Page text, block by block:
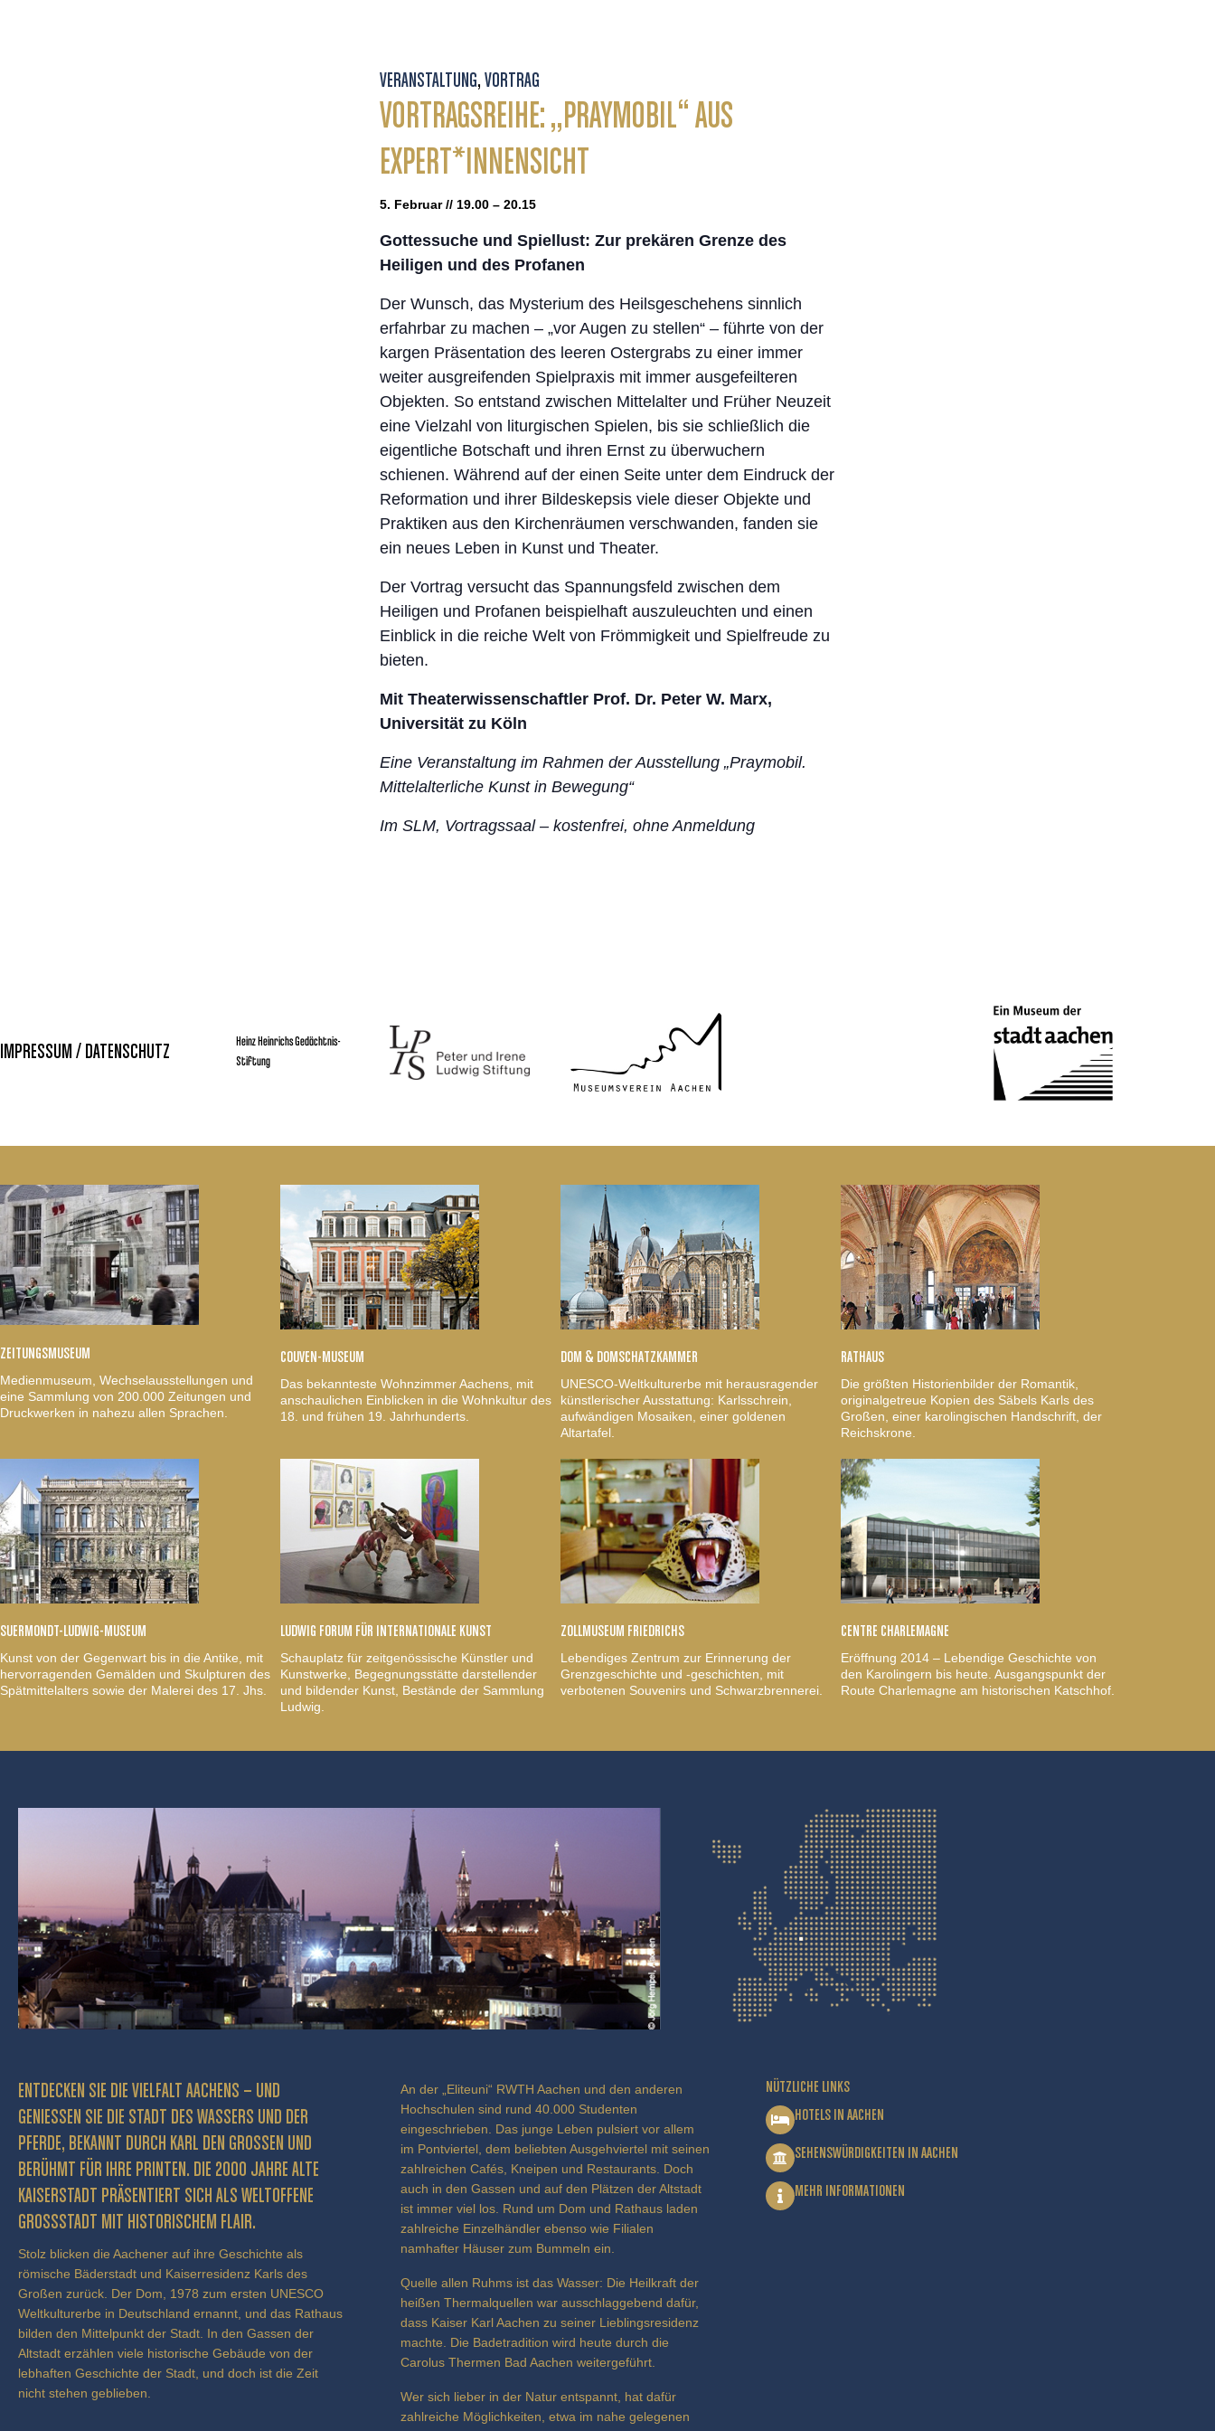
VERANSTALTUNG, VORTRAG
VORTRAGSREIHE: „PRAYMOBIL“ AUS
EXPERT*INNENSICHT
5. Februar // 19.00 – 20.15
Gottessuche und Spiellust: Zur prekären Grenze des
Heiligen und des Profanen
Der Wunsch, das Mysterium des Heilsgeschehens sinnlich
erfahrbar zu machen – „vor Augen zu stellen“ – führte von der
kargen Präsentation des leeren Ostergrabs zu einer immer
weiter ausgreifenden Spielpraxis mit immer ausgefeilteren
Objekten. So entstand zwischen Mittelalter und Früher Neuzeit
eine Vielzahl von liturgischen Spielen, bis sie schließlich die
eigentliche Botschaft und ihren Ernst zu überwuchern
schienen. Während auf der einen Seite unter dem Eindruck der
Reformation und ihrer Bildeskepsis viele dieser Objekte und
Praktiken aus den Kirchenräumen verschwanden, fanden sie
ein neues Leben in Kunst und Theater.
Der Vortrag versucht das Spannungsfeld zwischen dem
Heiligen und Profanen beispielhaft auszuleuchten und einen
Einblick in die reiche Welt von Frömmigkeit und Spielfreude zu
bieten.
Mit Theaterwissenschaftler Prof. Dr. Peter W. Marx,
Universität zu Köln
Eine Veranstaltung im Rahmen der Ausstellung „Praymobil.
Mittelalterliche Kunst in Bewegung“
Im SLM, Vortragssaal – kostenfrei, ohne Anmeldung
IMPRESSUM / DATENSCHUTZ
Heinz Heinrichs Gedächtnis-
Stiftung
ZEITUNGSMUSEUM
Medienmuseum, Wechselausstellungen und
eine Sammlung von 200.000 Zeitungen und
Druckwerken in nahezu allen Sprachen.
COUVEN-MUSEUM
Das bekannteste Wohnzimmer Aachens, mit
anschaulichen Einblicken in die Wohnkultur des
18. und frühen 19. Jahrhunderts.
DOM & DOMSCHATZKAMMER
UNESCO-Weltkulturerbe mit herausragender
künstlerischer Ausstattung: Karlsschrein,
aufwändigen Mosaiken, einer goldenen
Altartafel.
RATHAUS
Die größten Historienbilder der Romantik,
originalgetreue Kopien des Säbels Karls des
Großen, einer karolingischen Handschrift, der
Reichskrone.
SUERMONDT-LUDWIG-MUSEUM
Kunst von der Gegenwart bis in die Antike, mit
hervorragenden Gemälden und Skulpturen des
Spätmittelalters sowie der Malerei des 17. Jhs.
LUDWIG FORUM FÜR INTERNATIONALE KUNST
Schauplatz für zeitgenössische Künstler und
Kunstwerke, Begegnungsstätte darstellender
und bildender Kunst, Bestände der Sammlung
Ludwig.
ZOLLMUSEUM FRIEDRICHS
Lebendiges Zentrum zur Erinnerung der
Grenzgeschichte und -geschichten, mit
verbotenen Souvenirs und Schwarzbrennerei.
CENTRE CHARLEMAGNE
Eröffnung 2014 – Lebendige Geschichte von
den Karolingern bis heute. Ausgangspunkt der
Route Charlemagne am historischen Katschhof.
ENTDECKEN SIE DIE VIELFALT AACHENS – UND
GENIESSEN SIE DIE STADT DES WASSERS UND DER P
FERDE, BEKANNT DURCH KARL DEN GROSSEN UND BE
RÜHMT FÜR IHRE PRINTEN. DIE 2000 JAHRE ALTE KA
ISERSTADT PRÄSENTIERT SICH ALS WELTOFFENE GR
OSSSTADT MIT HISTORISCHEM FLAIR.
Stolz blicken die Aachener auf ihre Geschichte als
römische Bäderstadt und Kaiserresidenz Karls des
Großen zurück. Der Dom, 1978 zum ersten UNESCO
Weltkulturerbe in Deutschland ernannt, und das Rathaus
bilden den Mittelpunkt der Stadt. In den Gassen der
Altstadt erzählen viele historische Gebäude von der
lebhaften Geschichte der Stadt, und doch ist die Zeit
nicht stehen geblieben.
An der „Eliteuni“ RWTH Aachen und den anderen
Hochschulen sind rund 40.000 Studenten
eingeschrieben. Das junge Leben pulsiert vor allem
im Pontviertel, dem beliebten Ausgehviertel mit seinen
zahlreichen Cafés, Kneipen und Restaurants. Doch
auch in den Gassen und auf den Plätzen der Altstadt
ist immer viel los. Rund um Dom und Rathaus laden
zahlreiche Einzelhändler ebenso wie Filialen
namhafter Häuser zum Bummeln ein.
Quelle allen Ruhms ist das Wasser: Die Heilkraft der
heißen Thermalquellen war ausschlaggebend dafür,
dass Kaiser Karl Aachen zu seiner Lieblingsresidenz
machte. Die Badetradition wird heute durch die
Carolus Thermen Bad Aachen weitergeführt.
Wer sich lieber in der Natur entspannt, hat dafür
zahlreiche Möglichkeiten, etwa im nahe gelegenen
NÜTZLICHE LINKS
HOTELS IN AACHEN
SEHENSWÜRDIGKEITEN IN AACHEN
MEHR INFORMATIONEN